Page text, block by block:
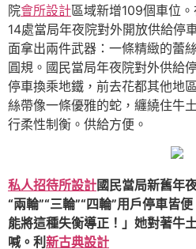
院會所設計區域新增109個車位
14處當局年夜院對外開放供給停
面拿出兩件武器：一條精緻的蕾
圓規。國民當局年夜院對外供給
停車換乘地鐵，前去花都其他地
絲帶像一條優雅的蛇，纏繞住牛
行柔性制衡。供給方便。
私人招待所設計國民當局新舊年
“兩輪”“三輪”“四輪”用戶停車皆
能將這種失衡導正！」她對著牛
喊。利 新古典設計